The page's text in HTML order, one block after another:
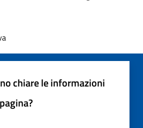
chiare le informazioni